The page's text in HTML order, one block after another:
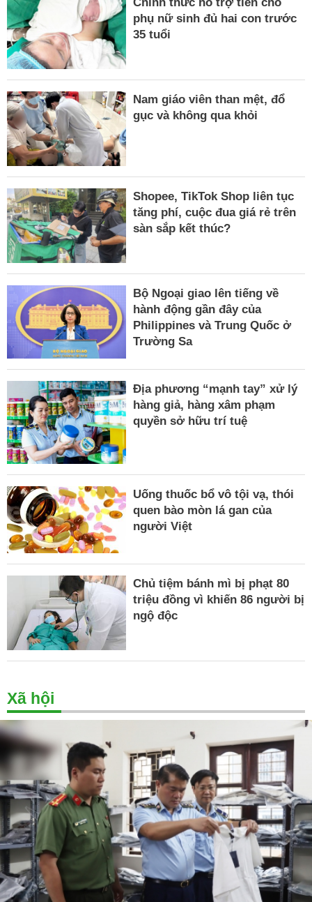
phụ nữ sinh đủ hai con trước
35 tuổi
Nam giáo viên than mệt, đổ
gục và không qua khỏi
Shopee, TikTok Shop liên tục
tăng phí, cuộc đua giá rẻ trên
sàn sắp kết thúc?
Bộ Ngoại giao lên tiếng về
hành động gần đây của
Philippines và Trung Quốc ở
Trường Sa
Địa phương “mạnh tay” xử lý
hàng giả, hàng xâm phạm
quyền sở hữu trí tuệ
Uống thuốc bổ vô tội vạ, thói
quen bào mòn lá gan của
người Việt
Chủ tiệm bánh mì bị phạt 80
triệu đồng vì khiến 86 người bị
ngộ độc
Xã hội